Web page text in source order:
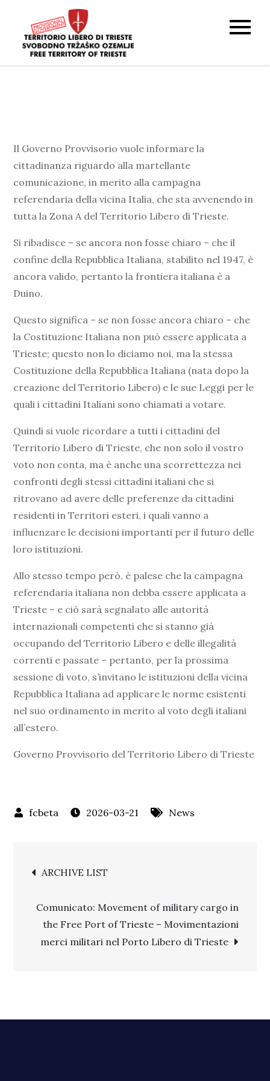
content
territory map
Il Governo Provvisorio vuole informare la
cittadinanza riguardo alla martellante
comunicazione, in merito alla campagna
referendaria della vicina Italia, che sta avvenendo in
tutta la Zona A del Territorio Libero di Trieste.
Si ribadisce – se ancora non fosse chiaro – che il
confine della Repubblica Italiana, stabilito nel 1947, è
ancora valido, pertanto la frontiera italiana è a
Duino.
Questo significa – se non fosse ancora chiaro – che
la Costituzione Italiana non può essere applicata a
Trieste; questo non lo diciamo noi, ma la stessa
Costituzione della Repubblica Italiana (nata dopo la
creazione del Territorio Libero) e le sue Leggi per le
quali i cittadini Italiani sono chiamati a votare.
Quindi si vuole ricordare a tutti i cittadini del
Territorio Libero di Trieste, che non solo il vostro
voto non conta, ma è anche una scorrettezza nei
confronti degli stessi cittadini italiani che si
ritrovano ad avere delle preferenze da cittadini
residenti in Territori esteri, i quali vanno a
influenzare le decisioni importanti per il futuro delle
loro istituzioni.
Allo stesso tempo però, è palese che la campagna
referendaria italiana non debba essere applicata a
Trieste – e ciò sarà segnalato alle autorità
internazionali competenti che si stanno già
occupando del Territorio Libero e delle illegalità
correnti e passate – pertanto, per la prossima
sessione di voto, s’invitano le istituzioni della vicina
Repubblica Italiana ad applicare le norme esistenti
nel suo ordinamento in merito al voto degli italiani
all’estero.
Governo Provvisorio del Territorio Libero di Trieste
2026-03-21 News
Post
navigation
ARCHIVE LIST
Comunicato: Movement of military cargo in
the Free Port of Trieste – Movimentazioni
merci militari nel Porto Libero di Trieste